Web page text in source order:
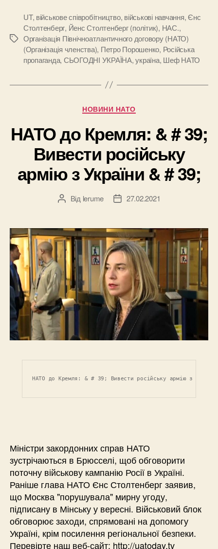
Позначки
UT, військове співробітництво, військові навчання,Єнс
Столтенберг, Йенс Столтенберг (політик), НАС.,
Організація Північноатлантичного договору (НАТО)
(Організація членства), Петро Порошенко, Російська
пропаганда, СЬОГОДНІ УКРАЇНА,україна, Шеф НАТО
Категорії
НОВИНИ НАТО
НАТО до Кремля: & # 39;
Вивести російську
армію з України & # 39;
Автор
Від lerume
Дата27.02.2021
НАТО до Кремля: & # 39; Вивести російську армію з
Міністри закордонних справ НАТО
зустрічаються в Брюсселі, щоб обговорити
поточну військову кампанію Росії в Україні.
Раніше глава НАТО Єнс Столтенберг заявив,
що Москва "порушувала" мирну угоду,
підписану в Мінську у вересні. Військовий блок
обговорює заходи, спрямовані на допомогу
Україні, крім посилення регіональної безпеки.
Перевірте наш веб-сайт: http://uatoday.tv